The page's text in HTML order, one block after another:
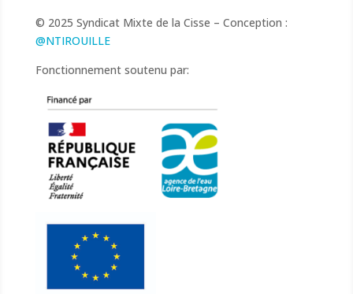
© 2025 Syndicat Mixte de la Cisse – Conception :
@NTIROUILLE
Fonctionnement soutenu par: